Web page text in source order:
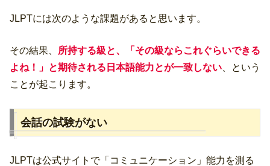
JLPTには次のような課題があると思います。
その結果、 所持する級と、「その級ならこれぐらいできる
よね！」と期待される日本語能力とが一致しない、という
ことが起こります。
会話の試験がない
JLPTは公式サイトで「コミュニケーション」能力を測る